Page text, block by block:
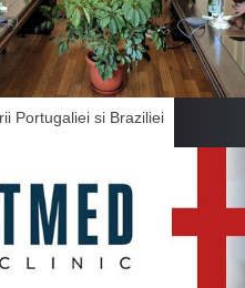
Portugaliei si Braziliei